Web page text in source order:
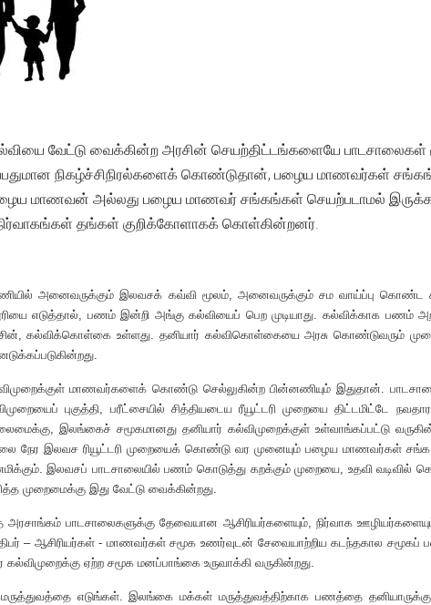
வேட்டு வைக்கின்ற அரசின் செயற்திட்டங்களையே
நிகழ்ச்சிநிரல்களைக் கொண்டுதான், பழைய மாணவர்கள்
மாணவன் அல்லது பழைய மாணவர் சங்கங்கள் செயற்படாமல் இருக்க,
தங்கள் குறிக்கோளாகக் கொள்கின்றனர்.
அனைவருக்கும் இலவசக் கவ்வி மூலம், அனைவருக்கும் சம வாய்ப்பு கொண்ட
எடுத்தால், பணம் இன்றி அங்கு கல்வியைப் பெற முடியாது. கல்விக்காக பணம்
கல்விக்கொள்கை உள்ளது. தனியார் கல்விகொள்கையை அரசு கொண்டுவரும் முறை
மாணவர்களைக் கொண்டு செல்லுகின்ற பின்னணியும் இதுதான்.
புகுத்தி, பரீட்சையில் சித்தியடைய ரீயூட்டரி முறையை திட்டமிட்டே
இலங்கைச் சமூகமானது தனியார் கல்விமுறைக்குள் உள்வாங்கப்பட்டு
நேர இலவச ரியூட்டரி முறையைக் கொண்டு வர முனையும் பழைய மாணவர்கள் சங்க
இலவசப் பாடசாலையில் பணம் கொடுத்து கறக்கும் முறையை, உதவி
முறைமைக்கு இது வேட்டு வைக்கின்றது.
அரசாங்கம் பாடசாலைகளுக்கு தேவையான ஆசிரியர்களையும், நிர்வாக
– ஆசிரியர்கள் - மாணவர்கள் சமூக உணர்வுடன் சேவையாற்றிய கடந்தகால சமூகப்
ஏற்ற சமூக மனப்பாங்கை உருவாக்கி வருகின்றது.
எடுங்கள். இலங்கை மக்கள் மருத்துவத்திற்காக பணத்தை